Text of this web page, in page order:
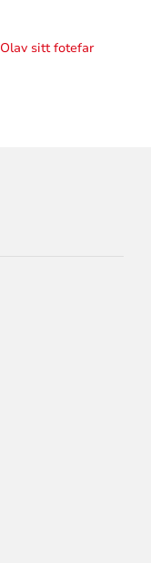
sitt fotefar